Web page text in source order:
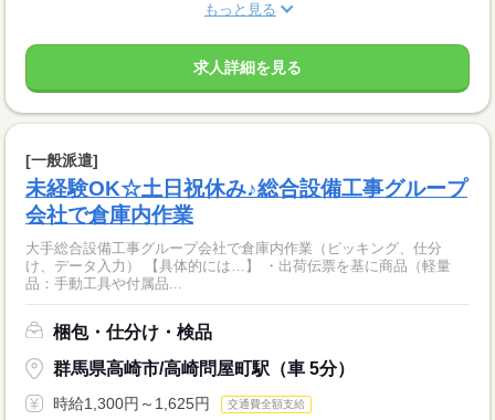
もっと見る
求人詳細を見る
[一般派遣]
未経験OK☆土日祝休み♪総合設備工事グループ
会社で倉庫内作業
大手総合設備工事グループ会社で倉庫内作業（ピッキング、仕分
け、データ入力） 【具体的には…】 ・出荷伝票を基に商品（軽量
品：手動工具や付属品...
梱包・仕分け・検品
群馬県高崎市/高崎問屋町駅（車 5分）
時給1,300円～1,625円 交通費全額支給